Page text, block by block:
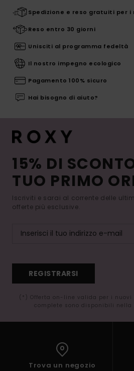
Spedizione e reso gratuiti per i
Reso entro 30 giorni
Unisciti al programma fedeltà
Il nostro impegno ecologico
Pagamento 100% sicuro
Hai bisogno di aiuto?
15% DI
TUO PRIMO
Iscriviti e sarai al corrente delle
offerte più esclusive.
REGISTRARSI
(*) Offerta on-line valida per i nuovi
complete sono disponibili
Trova un negozio